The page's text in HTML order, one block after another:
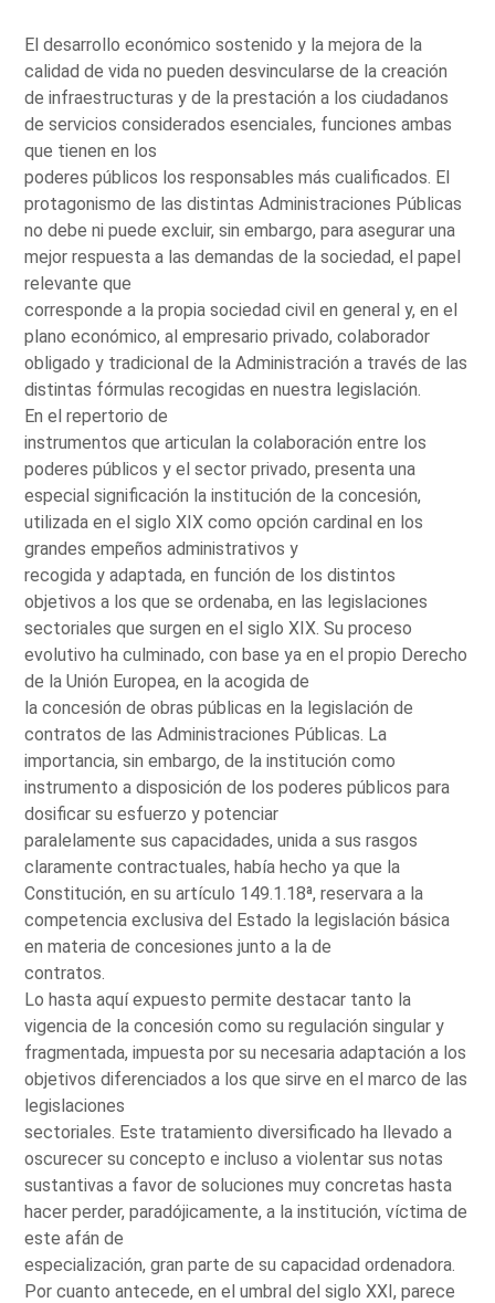
El desarrollo económico sostenido y la mejora de la
calidad de vida no pueden desvincularse de la creación
de infraestructuras y de la prestación a los ciudadanos
de servicios considerados esenciales, funciones ambas
que tienen en los
poderes públicos los responsables más cualificados. El
protagonismo de las distintas Administraciones Públicas
no debe ni puede excluir, sin embargo, para asegurar una
mejor respuesta a las demandas de la sociedad, el papel
relevante que
corresponde a la propia sociedad civil en general y, en el
plano económico, al empresario privado, colaborador
obligado y tradicional de la Administración a través de las
distintas fórmulas recogidas en nuestra legislación.
En el repertorio de
instrumentos que articulan la colaboración entre los
poderes públicos y el sector privado, presenta una
especial significación la institución de la concesión,
utilizada en el siglo XIX como opción cardinal en los
grandes empeños administrativos y
recogida y adaptada, en función de los distintos
objetivos a los que se ordenaba, en las legislaciones
sectoriales que surgen en el siglo XIX. Su proceso
evolutivo ha culminado, con base ya en el propio Derecho
de la Unión Europea, en la acogida de
la concesión de obras públicas en la legislación de
contratos de las Administraciones Públicas. La
importancia, sin embargo, de la institución como
instrumento a disposición de los poderes públicos para
dosificar su esfuerzo y potenciar
paralelamente sus capacidades, unida a sus rasgos
claramente contractuales, había hecho ya que la
Constitución, en su artículo 149.1.18ª, reservara a la
competencia exclusiva del Estado la legislación básica
en materia de concesiones junto a la de
contratos.
Lo hasta aquí expuesto permite destacar tanto la
vigencia de la concesión como su regulación singular y
fragmentada, impuesta por su necesaria adaptación a los
objetivos diferenciados a los que sirve en el marco de las
legislaciones
sectoriales. Este tratamiento diversificado ha llevado a
oscurecer su concepto e incluso a violentar sus notas
sustantivas a favor de soluciones muy concretas hasta
hacer perder, paradójicamente, a la institución, víctima de
este afán de
especialización, gran parte de su capacidad ordenadora.
Por cuanto antecede, en el umbral del siglo XXI, parece